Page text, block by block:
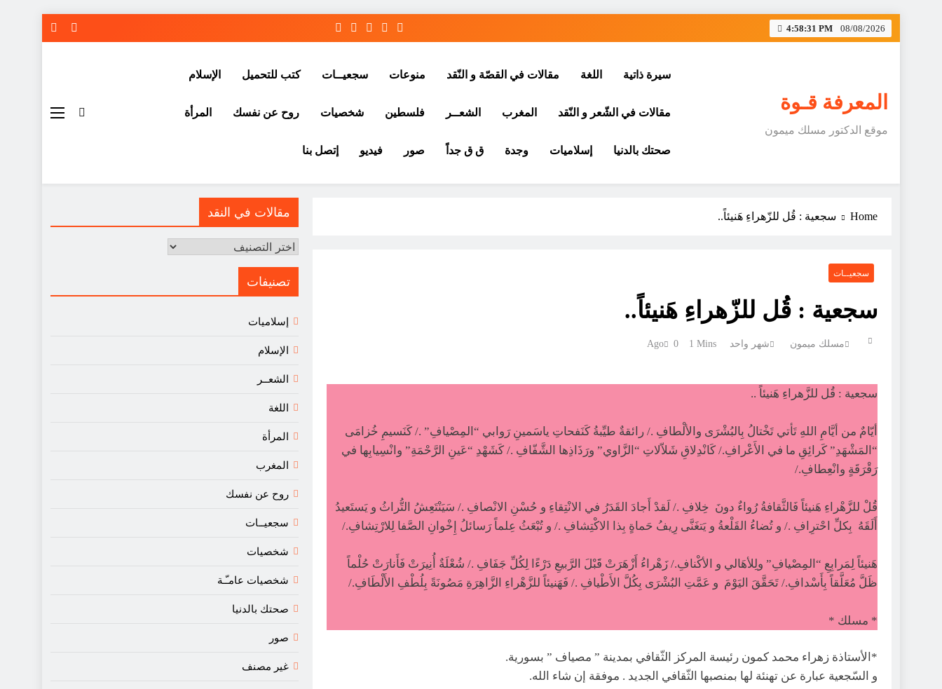
Skip
4:58:31 PM 08/08/2026
المعرفة قـوة
موقع الدكتور مسلك ميمون
سيرة ذاتية اللغة مقالات في القصّة و النّقد منوعات سجعيــات كتب للتحميل الإسلام
مقالات في الشّعر و النّقد المغرب الشعــر فلسطين شخصيات روح عن نفسك المرأة
صحتك بالدنيا إسلاميات وجدة ق ق جداً صور فيديو إتصل بنا
Home سجعية : قُل للزّهراءِ هَنيئاً..
سجعيــات
سجعية : قُل للزّهراءِ هَنيئاً..
مسلك ميمون شهر واحد Ago 0 1 Mins
سجعية : قُل للزَّهراءِ هَنيئاً ..
أيّامٌ من أيَّامِ اللهِ تَأتي تَخْتالُ بِالبُشْرَى والألْطافِ ./ رائقةٌ طيِّبةُ كَنَفحاتِ ياسَمينِ رَوابي “المِصْيافِ” ./ كَنَسيمِ خُزامَى
“المَشْهَدِ” كَرائِقِ ما في الأَعْرافِ./ كَانْدِلاقِ شَلاّلاتِ “الزَّاوي” ورَذَاذِها الشَّفّافِ ./ كَشَهْدِ “عَينِ الرَّحْمَةِ” وانْسِيابِها في
رَقْرَقَةٍ وانْعِطافِ./
قُلْ للزَّهْراءِ هَنيئاً فَالثَّقافةُ رُواءٌ دونَ خِلافِ ./ لَقدْ أَجادَ القَدَرُ في الانْتِقاءِ و حُسْنِ الانْصافِ ./ سَيَنْتَعِشُ التُّراثُ و يَستَعيدُ
أَلَقَهُ بِكلِّ احْترِافِ ./ و تُضاءُ القَلْعةُ و يَتغَنَّى رِيفُ حَماةٍ بِذا الاكْتِشافِ ./ و تُبْعَثُ عِلماً رَسائلُ إِخْوانِ الصَّفا لِلارْتِشافِ./
هَنيئاً لِمَرابِعِ “المِِصْيافِ” ولِلأهَالي و الأكْنافِ./ زَهْراءُ أَزْهَرَتْ قََبْلَ الرَّبيعِ دَرْءًا لِكُلِّ جَفَافِ ./ شُعْلَةٌ أُنِيرَتْ فَأَنارَتْ حُلْماً
ظَلَّ مُعَلَّقاً بِأَسْدافِ./ تَحَقَّقَ اليَوْمَ و عَمَّتِ البُشْرَى بِكُلَّ الأَطْيافِ ./ فَهَنيئاً للزَّهْراءِ الزَّاهِرَةِ مَصُونَةً بِلُطْفِ الأَلْطَافِ./
* مسلك *
*الأستاذة زهراء محمد كمون رئيسة المركز الثّقافي بمدينة ” مصياف ” بسورية.
و السّجعية عبارة عن تهنئة لها بمنصبها الثّقافي الجديد . موفقة إن شاء الله.
مقالات في النقد
مقالات
النقد
تصنيفات
إسلاميات
الإسلام
الشعــر
اللغة
المرأة
المغرب
روح عن نفسك
سجعيــات
شخصيات
شخصيات عامـّـة
صحتك بالدنيا
صور
غير مصنف